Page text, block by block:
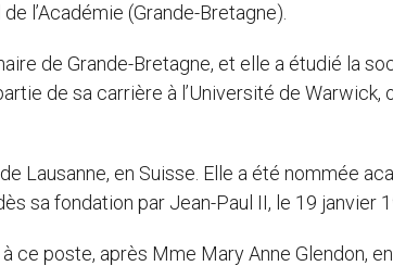
l’Académie (Grande-Bretagne).
de Grande-Bretagne, et elle a étudié la
de sa carrière à l’Université de Warwick,
Lausanne, en Suisse. Elle a été nommée
sa fondation par Jean-Paul II, le 19 janvier
poste, après Mme Mary Anne Glendon,